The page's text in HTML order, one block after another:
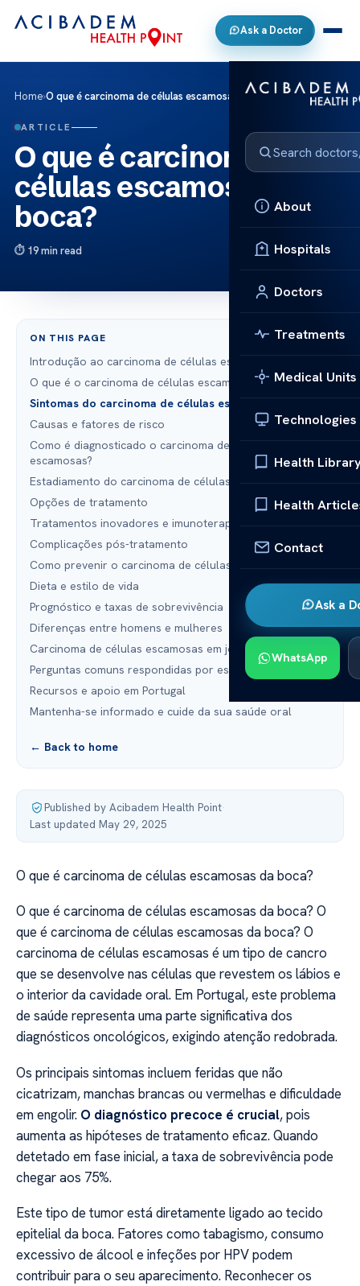
Ask a Doctor
About
Hospitals
Doctors
Treatments
Medical Units
Technologies
Health
Health
Contact
Ask a
WhatsApp
Home›O que é carcinoma de células escamosas da boca?
ARTICLE
O que é carcinoma de
células escamosas da
boca?
19 min read
ON THIS PAGE
Introdução ao carcinoma de células escamosas da boca
O que é o carcinoma de células escamosas?
Sintomas do carcinoma de células escamosas da boca
Causas e fatores de risco
Como é diagnosticado o carcinoma de células
escamosas?
Estadiamento do carcinoma de células escamosas
Opções de tratamento
Tratamentos inovadores e imunoterapia
Complicações pós-tratamento
Como prevenir o carcinoma de células escamosas
Dieta e estilo de vida
Prognóstico e taxas de sobrevivência
Diferenças entre homens e mulheres
Carcinoma de células escamosas em jovens
Perguntas comuns respondidas por especialistas
Recursos e apoio em Portugal
Mantenha-se informado e cuide da sua saúde oral
← Back to home
Published by Acibadem Health Point·
Last updated May 29, 2025
O que é carcinoma de células escamosas da boca?
O que é carcinoma de células escamosas da boca? O
que é carcinoma de células escamosas da boca? O
carcinoma de células escamosas é um tipo de cancro
que se desenvolve nas células que revestem os lábios e
o interior da cavidade oral. Em Portugal, este problema
de saúde representa uma parte significativa dos
diagnósticos oncológicos, exigindo atenção redobrada.
Os principais sintomas incluem feridas que não
cicatrizam, manchas brancas ou vermelhas e dificuldade
em engolir. O diagnóstico precoce é crucial, pois
aumenta as hipóteses de tratamento eficaz. Quando
detetado em fase inicial, a taxa de sobrevivência pode
chegar aos 75%.
Este tipo de tumor está diretamente ligado ao tecido
epitelial da boca. Fatores como tabagismo, consumo
excessivo de álcool e infeções por HPV podem
contribuir para o seu aparecimento. Reconhecer os